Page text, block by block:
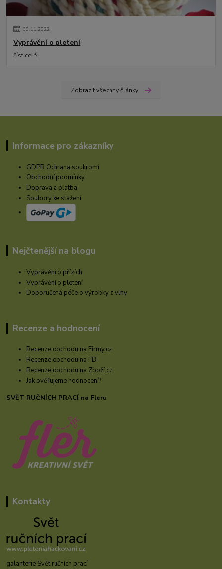
09.11.2022
Vyprávění o pletení
číst celé
Zobrazit všechny články
Informace pro zákazníky
GDPR Ochrana soukromí
Obchodní podmínky
Doprava a platba
Soubory ke stažení
Nejčtenější na blogu
Vyprávění o přízích
Vyprávění o pletení
Doporučená péče o výrobky z vlny
Recenze a hodnocení
Recenze obchodu na Firmy.cz
Recenze obchodu na FB
Recenze obchodu na Zboží.cz
Jak ověřujeme hodnocení?
SVĚT RUČNÍCH PRACÍ na Fleru
Kontakty
galanterie Svět ručních prací